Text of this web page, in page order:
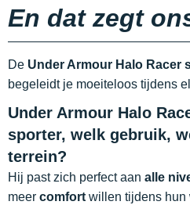
En dat zegt
De Under Armour Halo Racer
begeleidt je moeiteloos tijdens
Under Armour Halo
sporter, welk gebruik,
terrein?
Hij past zich perfect aan alle
meer comfort willen tijdens hun